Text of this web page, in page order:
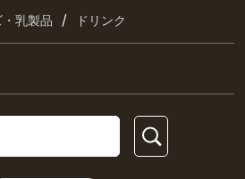
乳製品 / ドリンク